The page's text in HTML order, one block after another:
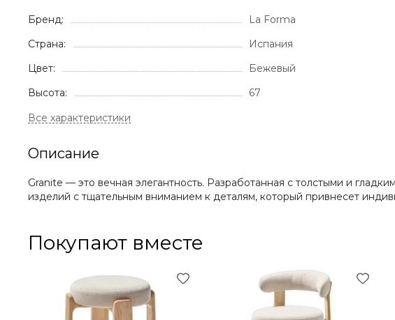
Бренд:
La Forma
Страна:
Испания
Цвет:
Бежевый
Высота:
67
Описание
Granite — это вечная элегантность. Разработанная с толстыми и
изделий с тщательным вниманием к деталям, который привнесет
Покупают вместе